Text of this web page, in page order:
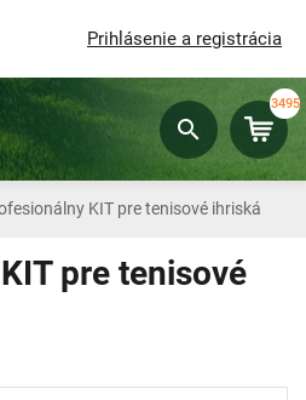
Prihlásenie a registrácia
3495
KIT pre tenisové ihriská
pre tenisové